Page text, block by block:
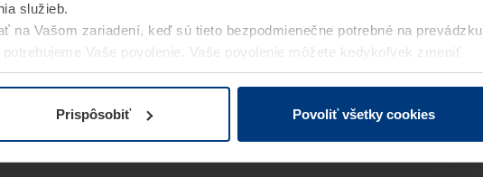
služieb.
na Vašom zariadení, keď sú tieto bezpodmienečne potrebné na prevádzku
Vaše povolenie. Vaše povolenie môžete kedykoľvek zmeniť
Vyhlásenie o ochrane osobných údajovnašej webovej stránky.
Prispôsobiť Povoliť všetky cookies